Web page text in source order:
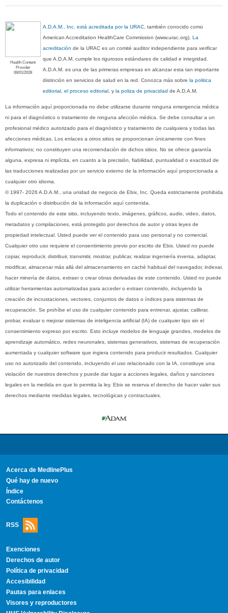
Health Content
Provider
06/01/2028
A.D.A.M., Inc. está acreditada por la URAC , también conocido como
American Accreditation HealthCare Commission (www.urac.org).La
acreditación de la URAC es un comité auditor independiente para verificar
que A.D.A.M. cumple los rigurosos estándares de calidad e integridad.
A.D.A.M. es una de las primeras empresas en alcanzar esta tan importante
distinción en servicios de salud en la red. Conozca más sobrela politica
editorial, el proceso editorial , yla poliza de privacidad de A.D.A.M.
La información aquí proporcionada no debe utilizarse durante ninguna emergencia médica
ni para el diagnóstico o tratamiento de ninguna afección médica. Se debe consultar a un
profesional médico autorizado para el diagnóstico y tratamiento de cualquiera y todas las
afecciones médicas. Los enlaces a otros sitios se proporcionan únicamente con fines
informativos; no constituyen una recomendación de dichos sitios. No se ofrece garantía
alguna, expresa ni implícita, en cuanto a la precisión, fiabilidad, puntualidad o exactitud de
las traducciones realizadas por un servicio externo de la información aquí proporcionada a
cualquier otro idioma.
© 1997- 2026 A.D.A.M., una unidad de negocio de Ebix, Inc. Queda estrictamente prohibida
la duplicación o distribución de la información aquí contenida.
Todo el contenido de este sitio, incluyendo texto, imágenes, gráficos, audio, video, datos,
metadatos y compilaciones, está protegido por derechos de autor y otras leyes de
propiedad intelectual. Usted puede ver el contenido para uso personal y no comercial.
Cualquier otro uso requiere el consentimiento previo por escrito de Ebix. Usted no puede
copiar, reproducir, distribuir, transmitir, mostrar, publicar, realizar ingeniería inversa, adaptar,
modificar, almacenar más allá del almacenamiento en caché habitual del navegador, indexar,
hacer minería de datos, extraer o crear obras derivadas de este contenido. Usted no puede
utilizar herramientas automatizadas para acceder o extraer contenido, incluyendo la
creación de incrustaciones, vectores, conjuntos de datos o índices para sistemas de
recuperación. Se prohíbe el uso de cualquier contenido para entrenar, ajustar, calibrar,
probar, evaluar o mejorar sistemas de inteligencia artificial (IA) de cualquier tipo sin el
consentimiento expreso por escrito. Esto incluye modelos de lenguaje grandes, modelos de
aprendizaje automático, redes neuronales, sistemas generativos, sistemas de recuperación
aumentada y cualquier software que ingiera contenido para producir resultados. Cualquier
uso no autorizado del contenido, incluyendo el uso relacionado con la IA, constituye una
violación de nuestros derechos y puede dar lugar a acciones legales, daños y sanciones
legales en la medida en que lo permita la ley. Ebix se reserva el derecho de hacer valer sus
derechos mediante medidas legales, tecnológicas y contractuales.
Acerca de MedlinePlus
Qué hay de nuevo
Índice
Contáctenos
RSS
Exenciones
Derechos de autor
Política de privacidad
Accesibilidad
Pautas para enlaces
Visores y reproductores